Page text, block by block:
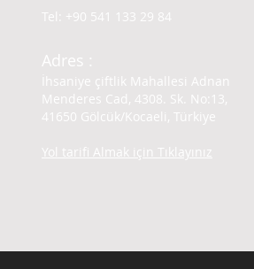
Tel: +90 541 133 29 84
Adres :
İhsaniye çiftlik Mahallesi Adnan
Menderes Cad, 4308. Sk. No:13,
41650 Gölcük/Kocaeli, Türkiye
Yol tarifi Almak için Tıklayınız